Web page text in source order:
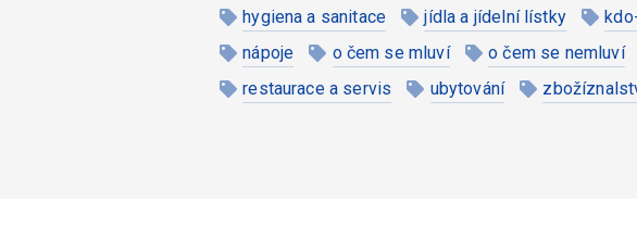
hygiena a sanitace
jídla a jídelní lístky
nápoje
o čem se mluví o čem se nemluví
restaurace a servis
ubytování